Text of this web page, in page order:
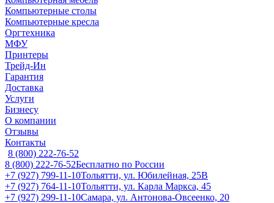
Компьютерные столы
Компьютерные кресла
Оргтехника
МФУ
Принтеры
Трейд-Ин
Гарантия
Доставка
Услуги
Бизнесу
О компании
Отзывы
Контакты
8 (800) 222-76-52
8 (800) 222-76-52Бесплатно по России
+7 (927) 799-11-10Тольятти, ул. Юбилейная, 25В
+7 (927) 764-11-10Тольятти, ул. Карла Маркса, 45
+7 (927) 299-11-10Самара, ул. Антонова-Овсеенко, 20